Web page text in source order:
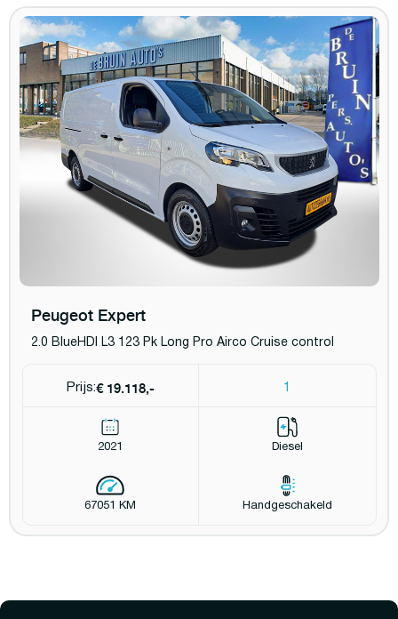
Peugeot Expert
2.0 BlueHDI L3 123 Pk Long Pro Airco Cruise control
Prijs:€ 19.118,- 1
2021 Diesel
67051 KM Handgeschakeld